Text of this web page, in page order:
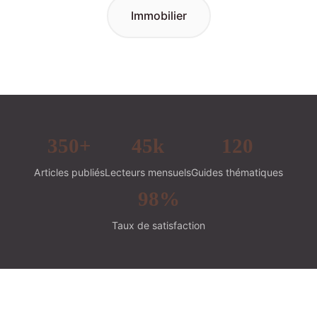
Immobilier
350+
Articles publiés
45k
Lecteurs mensuels
120
Guides thématiques
98%
Taux de satisfaction